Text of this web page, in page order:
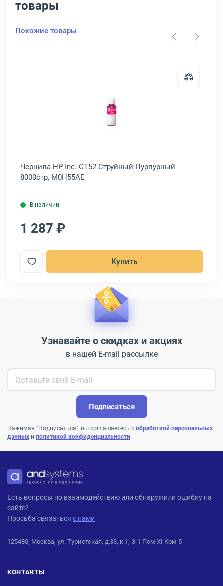
товары
Похожие товары
Inc. GT52 Струйный Голубой 8000стр, M0H54AEОткрыть товар: Чернила HP Inc.
Чернила HP Inc. GT52 Струйный Пурпурный
8000стр, M0H55AE
В наличии
1 287 ₽
Купить
Узнавайте о скидках и акциях
в нашей E-mail рассылке
Подписаться
Нажимая "Подписаться", вы соглашаетесь с обработкой персональных
данных и политикой конфиденциальности.
ANDPRO
Есть вопросы по взаимодействию или обнаружили ошибку на
сайте?
Просьба связаться с нами
125480, Москва, ул. Туристская, д.33, к.1, Э 1 Пом XI Ком 5
КОНТАКТЫ